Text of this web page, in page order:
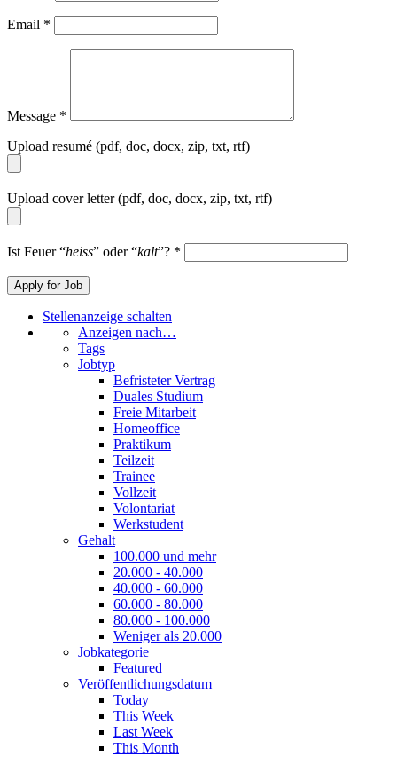
Email *
Message *
Upload resumé (pdf, doc, docx, zip, txt, rtf)
Upload cover letter (pdf, doc, docx, zip, txt, rtf)
Ist Feuer “heiss” oder “kalt”? *
Stellenanzeige schalten
Anzeigen nach…
Tags
Jobtyp
Befristeter Vertrag
Duales Studium
Freie Mitarbeit
Homeoffice
Praktikum
Teilzeit
Trainee
Vollzeit
Volontariat
Werkstudent
Gehalt
100.000 und mehr
20.000 - 40.000
40.000 - 60.000
60.000 - 80.000
80.000 - 100.000
Weniger als 20.000
Jobkategorie
Featured
Veröffentlichungsdatum
Today
This Week
Last Week
This Month